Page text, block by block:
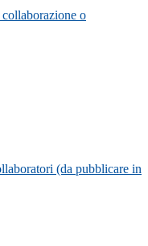
o
(da pubblicare in